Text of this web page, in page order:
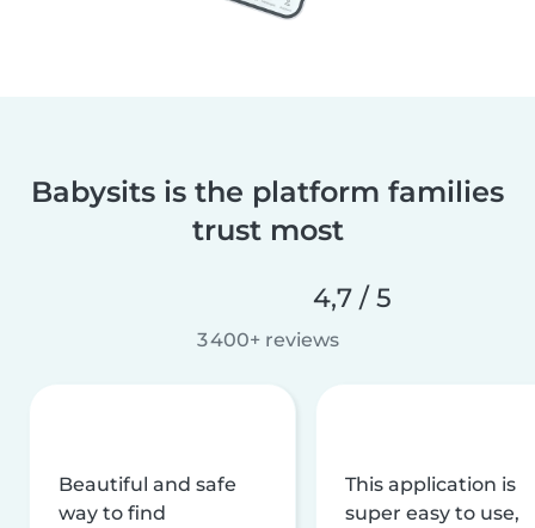
Babysits is the platform families
trust most
4,7 / 5
3 400+ reviews
Beautiful and safe
way to find
This application is
super easy to use,